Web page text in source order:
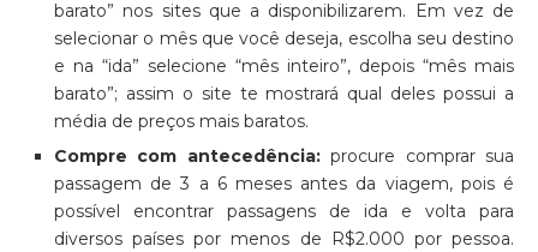
barato” nos sites que a disponibilizarem. Em vez de
selecionar o mês que você deseja, escolha seu destino
e na “ida” selecione “mês inteiro”, depois “mês mais
barato”; assim o site te mostrará qual deles possui a
média de preços mais baratos.
Compre com antecedência:procure comprar sua
passagem de 3 a 6 meses antes da viagem, pois é
possível encontrar passagens de ida e volta para
diversos países por menos de R$2.000 por pessoa.